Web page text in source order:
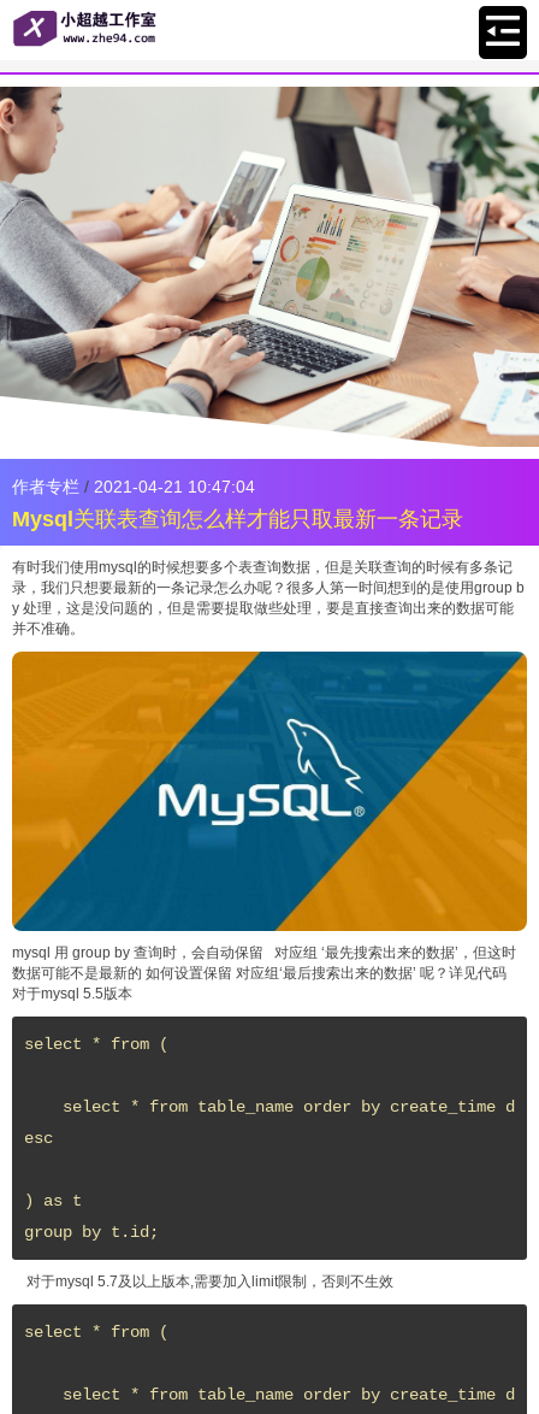
作者专栏 / 2021-04-21 10:47:04
Mysql关联表查询怎么样才能只取最新一条记录
有时我们使用mysql的时候想要多个表查询数据，但是关联查询的时候有多条记
录，我们只想要最新的一条记录怎么办呢？很多人第一时间想到的是使用group b
y 处理，这是没问题的，但是需要提取做些处理，要是直接查询出来的数据可能
并不准确。
mysql 用 group by 查询时，会自动保留 对应组 ‘最先搜索出来的数据’，但这时
数据可能不是最新的 如何设置保留 对应组‘最后搜索出来的数据’ 呢？详见代码
对于mysql 5.5版本
select * from (
esc
) as t
group by t.id;
对于mysql 5.7及以上版本,需要加入limit限制，否则不生效
select * from (